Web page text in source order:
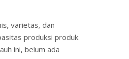
varietas, dan
produksi produk
ini, belum ada